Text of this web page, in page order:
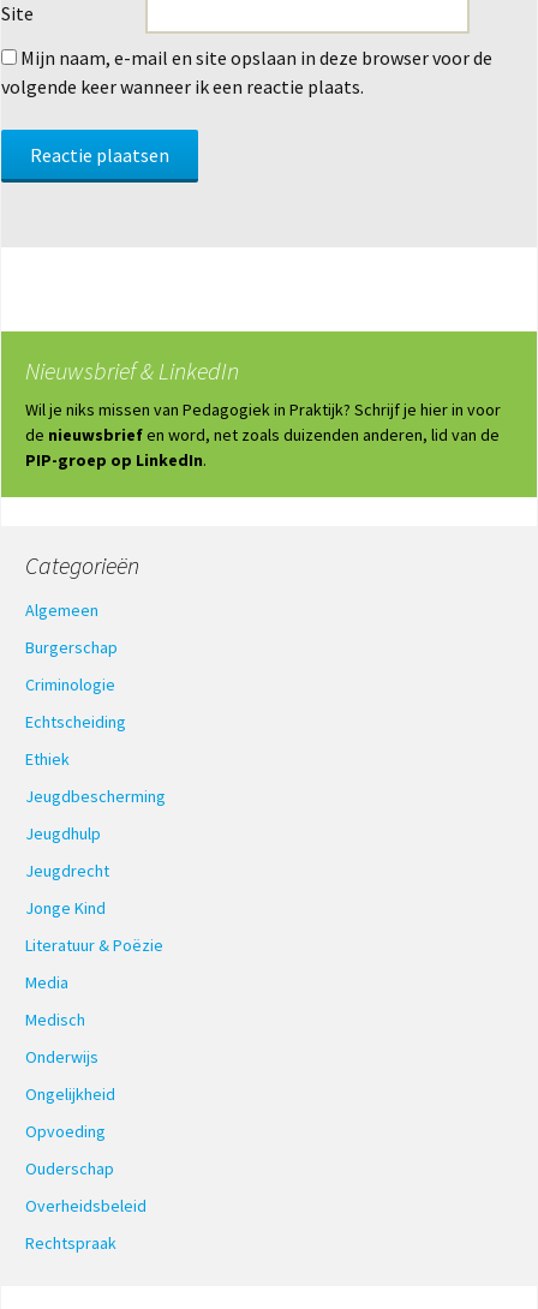
Site
Mijn naam, e-mail en site opslaan in deze browser voor de
volgende keer wanneer ik een reactie plaats.
Nieuwsbrief & LinkedIn
Wil je niks missen van Pedagogiek in Praktijk? Schrijf je hier in voor
de nieuwsbriefen word, net zoals duizenden anderen, lid van de
PIP-groep op LinkedIn.
Categorieën
Algemeen
Burgerschap
Criminologie
Echtscheiding
Ethiek
Jeugdbescherming
Jeugdhulp
Jeugdrecht
Jonge Kind
Literatuur & Poëzie
Media
Medisch
Onderwijs
Ongelijkheid
Opvoeding
Ouderschap
Overheidsbeleid
Rechtspraak